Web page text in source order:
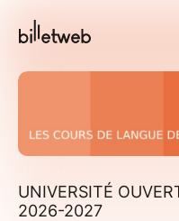
UNIVERSITÉ
2026-2027